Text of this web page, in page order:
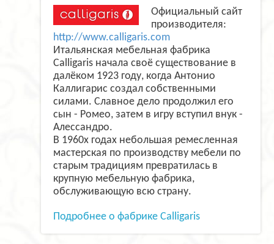
Официальный сайт
производителя:
http://www.calligaris.com
Итальянская мебельная фабрика
Calligaris начала своё существование в
далёком 1923 году, когда Антонио
Каллигарис создал собственными
силами. Славное дело продолжил его
сын - Ромео, затем в игру вступил внук -
Алессандро.
В 1960х годах небольшая ремесленная
мастерская по производству мебели по
старым традициям превратилась в
крупную мебельную фабрика,
обслуживающую всю страну.
Подробнее о фабрике Calligaris